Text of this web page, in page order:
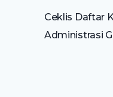
Ceklis Daftar
Administrasi